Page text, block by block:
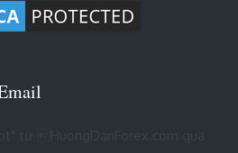
từ HuongDanForex.com qua